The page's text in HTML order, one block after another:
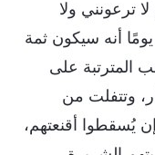
ترعونني ولا
أنه سيكون ثمة
المترتبة على
وتتفلت من
يُسقطوا أقنعتهم،